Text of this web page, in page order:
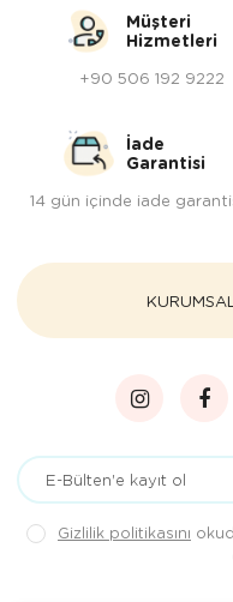
Müşteri
Hizmetleri
+90 506 192 9222
İade
Garantisi
14 gün içinde iade
KURUMSAL
Gizlilik politikasını